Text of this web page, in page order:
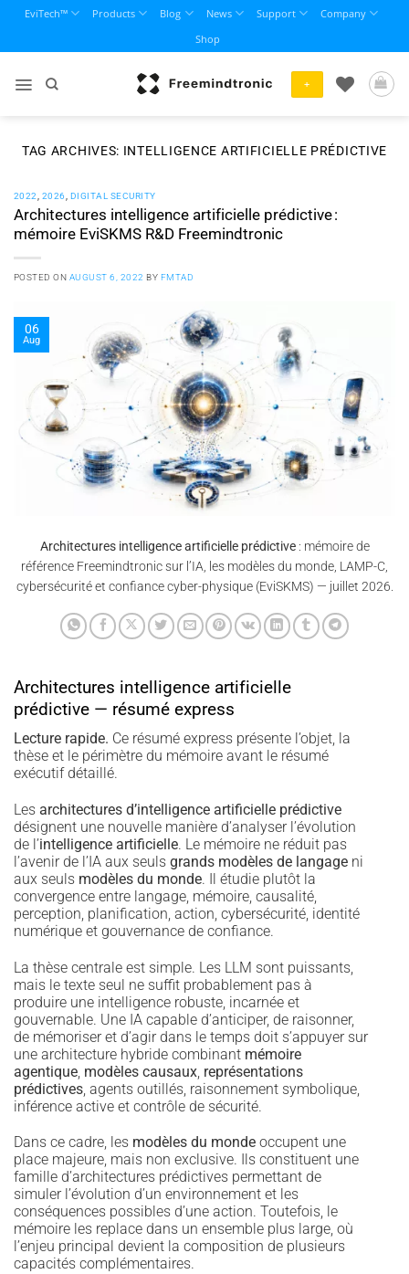
content
EviTech™ Products Blog News Support
Company
Shop
+
TAG ARCHIVES: INTELLIGENCE ARTIFICIELLE PRÉDICTIVE
2022 2026 DIGITAL SECURITY
Architectures intelligence artificielle prédictive :
mémoire EviSKMS R&D Freemindtronic
POSTED ON AUGUST 6, 2022 BY FMTAD
06
Aug
Architectures intelligence artificielle prédictive: mémoire de
référence Freemindtronic sur l’IA, les modèles du monde, LAMP-C,
cybersécurité et confiance cyber-physique (EviSKMS) — juillet 2026.
Architectures intelligence artificielle
prédictive — résumé express
Lecture rapide. Ce résumé express présente l’objet, la
thèse et le périmètre du mémoire avant le résumé
exécutif détaillé.
Les architectures d’intelligence artificielle prédictive
désignent une nouvelle manière d’analyser l’évolution
de l’intelligence artificielle. Le mémoire ne réduit pas
l’avenir de l’IA aux seuls grands modèles de langage ni
aux seuls modèles du monde. Il étudie plutôt la
convergence entre langage, mémoire, causalité,
perception, planification, action, cybersécurité, identité
numérique et gouvernance de confiance.
La thèse centrale est simple. Les LLM sont puissants,
mais le texte seul ne suffit probablement pas à
produire une intelligence robuste, incarnée et
gouvernable. Une IA capable d’anticiper, de raisonner,
de mémoriser et d’agir dans le temps doit s’appuyer sur
une architecture hybride combinant mémoire
agentique modèles causaux représentations
prédictives , agents outillés, raisonnement symbolique,
inférence active et contrôle de sécurité.
Dans ce cadre, les modèles du monde occupent une
place majeure, mais non exclusive. Ils constituent une
famille d’architectures prédictives permettant de
simuler l’évolution d’un environnement et les
conséquences possibles d’une action. Toutefois, le
mémoire les replace dans un ensemble plus large, où
l’enjeu principal devient la composition de plusieurs
capacités complémentaires.